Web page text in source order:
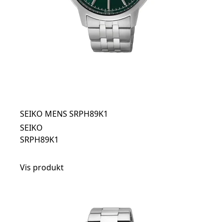
SEIKO MENS SRPH89K1
SEIKO
SRPH89K1
Vis produkt